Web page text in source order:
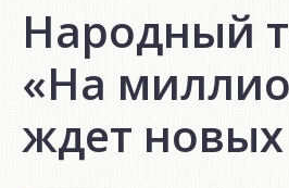
Народный
«На
ждет новых